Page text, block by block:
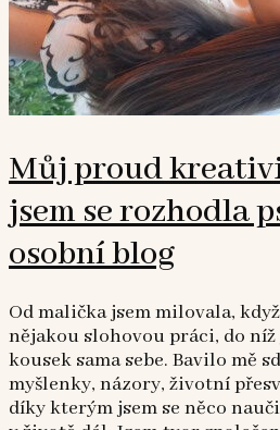
Můj proud
jsem se rozhodla
osobní blog
Od malička jsem milovala,
nějakou slohovou práci, do níž
kousek sama sebe. Bavilo mě
myšlenky, názory, životní
díky kterým jsem se něco